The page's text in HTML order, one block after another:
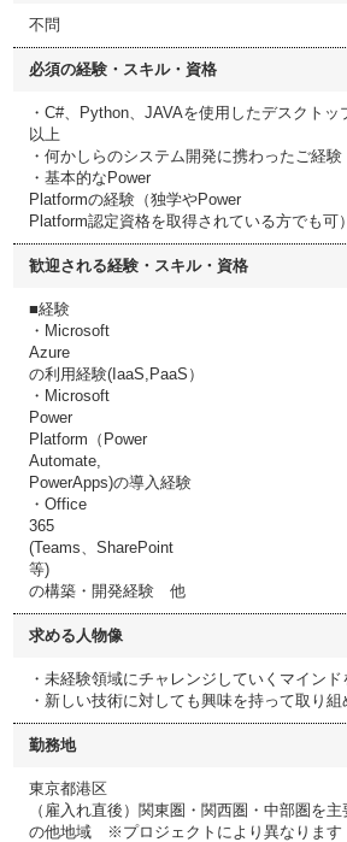
不問
必須の経験・スキル・資格
・C#、Python、JAVAを使用したデスクト
以上
・何かしらのシステム開発に携わったご経験
・基本的なPower
Platformの経験（独学やPower
Platform認定資格を取得されている方でも可）
歓迎される経験・スキル・資格
■経験
・Microsoft
Azure
の利用経験(IaaS,PaaS）
・Microsoft
Power
Platform（Power
Automate,
PowerApps)の導入経験
・Office
365
(Teams、SharePoint
等)
の構築・開発経験 他
求める人物像
・未経験領域にチャレンジしていくマイン
・新しい技術に対しても興味を持って取り組
勤務地
東京都港区
（雇入れ直後）関東圏・関西圏・中部圏を
の他地域 ※プロジェクトにより異なりま